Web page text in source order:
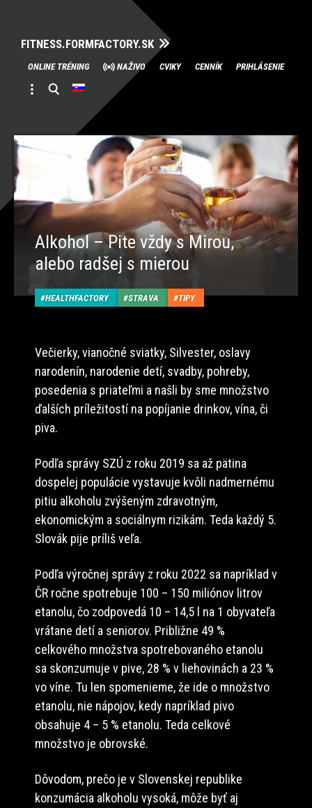
FITNESS.FORMFACTORY.SK
Skip
to
content
ONLINE TRÉNING NAŽIVO CVIKY CENNÍK PRIHLÁSENIE
Alkohol – Pite vždy s Mirou,
alebo radšej s mierou
HEALTHFACTORY STRAVA TIPY
Večierky, vianočné sviatky, Silvester, oslavy
narodenín, narodenie detí, svadby, pohreby,
posedenia s priateľmi a našli by sme množstvo
ďalších príležitostí na popíjanie drinkov, vína, či
piva.
Podľa správy SZÚ z roku 2019 sa až pätina
dospelej populácie vystavuje kvôli nadmernému
pitiu alkoholu zvýšeným zdravotným,
ekonomickým a sociálnym rizikám. Teda každý 5.
Slovák pije príliš veľa.
Podľa výročnej správy z roku 2022 sa napríklad v
ČR ročne spotrebuje 100 – 150 miliónov litrov
etanolu, čo zodpovedá 10 – 14,5 l na 1 obyvateľa
vrátane detí a seniorov. Približne 49 %
celkového množstva spotrebovaného etanolu
sa skonzumuje v pive, 28 % v liehovinách a 23 %
vo víne. Tu len spomenieme, že ide o množstvo
etanolu, nie nápojov, kedy napríklad pivo
obsahuje 4 – 5 % etanolu. Teda celkové
množstvo je obrovské.
Dôvodom, prečo je v Slovenskej republike
konzumácia alkoholu vysoká, môže byť aj